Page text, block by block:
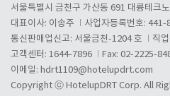
서울특별시 금천구 가산동 691 대륭테크
대표이사: 이송주
사업자등록번호:
통신판매업신고: 서울금천-1204 호
직
고객센터: 1644-7896
Fax: 02-2225-
이메일: hdrt1109@hotelupdrt.com
Copyright ⓒ HotelupDRT Corp. All